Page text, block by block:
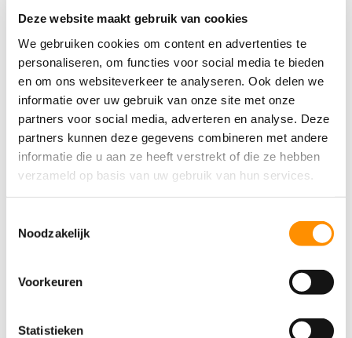
Deze website maakt gebruik van cookies
We gebruiken cookies om content en advertenties te
personaliseren, om functies voor social media te bieden
en om ons websiteverkeer te analyseren. Ook delen we
informatie over uw gebruik van onze site met onze
partners voor social media, adverteren en analyse. Deze
partners kunnen deze gegevens combineren met andere
informatie die u aan ze heeft verstrekt of die ze hebben
verzameld op basis van uw gebruik van hun services.
Noodzakelijk
Voorkeuren
Statistieken
Waarom kiezen voor Dovida?
Dovida is een erkende, niet-medische organisatie voor
persoonlijke zorg thuis voor uw klanten. Dovida heeft
vestigingen door heel Nederland.
Met hun caregivers geloven zij in werken vanuit het hart
om goede en fijne ondersteuning te bieden.
Vergoeding aanvullende mantelzorg
Aanvullend verzekerd bij Zilveren Kruis, Interpolis of
Daarnaast kunt u binnen het Leef3.nu Zorgcollectiefook